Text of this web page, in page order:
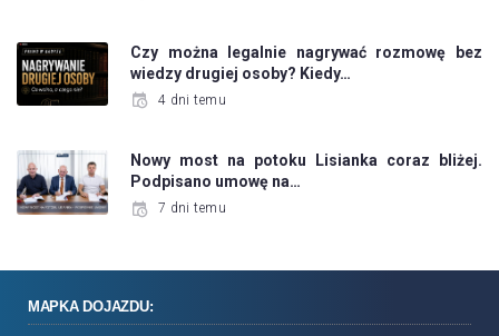
Czy można legalnie nagrywać rozmowę bez
wiedzy drugiej osoby? Kiedy…
4 dni temu
Nowy most na potoku Lisianka coraz bliżej.
Podpisano umowę na…
7 dni temu
MAPKA DOJAZDU: